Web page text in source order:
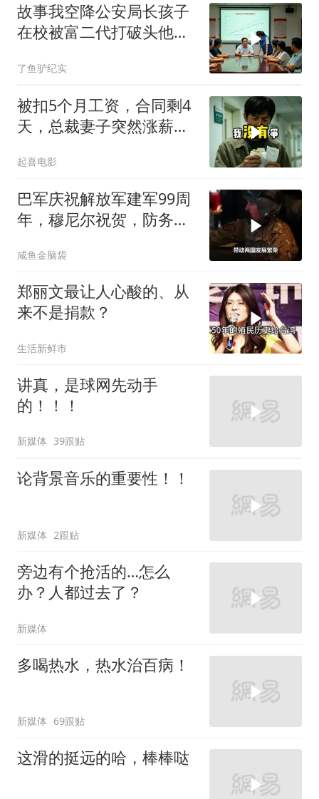
故事我空降公安局长孩子
在校被富二代打破头他爹
了鱼驴纪实
被扣5个月工资，合同剩4
天，总裁妻子突然涨薪续
起喜电影
巴军庆祝解放军建军99周
年，穆尼尔祝贺，防务合
咸鱼金脑袋
郑丽文最让人心酸的、从
来不是捐款？
生活新鲜市
讲真，是球网先动手
的！！！
新媒体 39跟贴
论背景音乐的重要性！！
新媒体 2跟贴
旁边有个抢活的…怎么
办？人都过去了？
新媒体
多喝热水，热水治百病！
新媒体 69跟贴
这滑的挺远的哈，棒棒哒